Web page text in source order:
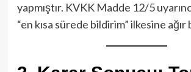
yapmıştır. KVKK Madde 12/5
“en kısa sürede bildirim” ilkesine ağır